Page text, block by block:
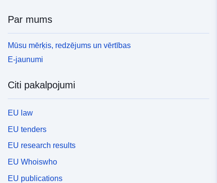
Par mums
Mūsu mērķis, redzējums un vērtības
E-jaunumi
Citi pakalpojumi
EU law
EU tenders
EU research results
EU Whoiswho
EU publications